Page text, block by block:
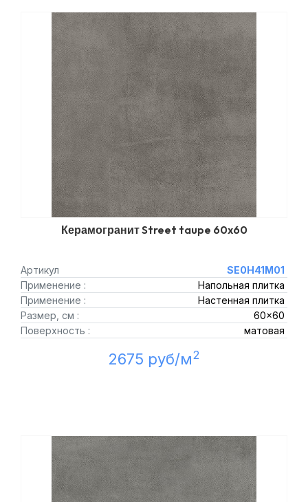
Керамогранит Street taupe 60x60
Артикул
SE0H41M01
Применение :
Напольная плитка
Применение :
Настенная плитка
Размер, см :
60x60
Поверхность :
матовая
2675 руб/м2